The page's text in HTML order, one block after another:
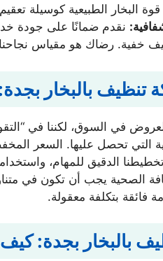
قوة البخار الطبيعية كوسيلة
نقدم ضمانًا على جودة
خفية. رضاك هو مقياس
بالبخار بجدة:
في السوق، لكننا في
التي تحصل عليها. السعر
وتخطيطنا الدقيق للمهام،
فائقة بتكلفة معقولة.
بالبخار بجدة: